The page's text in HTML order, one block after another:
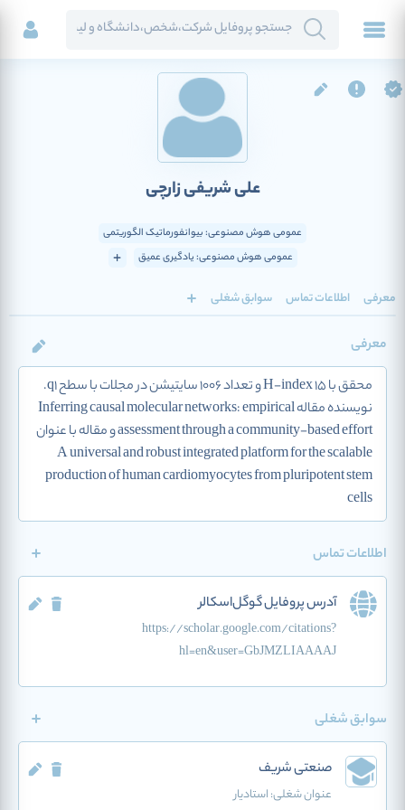
علی شریفی زارچی
عمومی هوش مصنوعی: بیوانفورماتیک الگوریتمی
عمومی هوش مصنوعی: یادگیری عمیق
معرفی اطلاعات تماس سوابق شغلی
معرفی
محقق با H-index 15 و تعداد 1006 سایتیشن در مجلات با سطح q1.
نویسنده مقاله Inferring causal molecular networks: empirical
assessment through a community-based effort و مقاله با عنوان
A universal and robust integrated platform for the scalable
production of human cardiomyocytes from pluripotent stem
cells
اطلاعات تماس
آدرس پروفایل گوگل‌اسکالر
https://scholar.google.com/citations?
hl=en&user=GbJMZLIAAAAJ
سوابق شغلی
صنعتی شریف
عنوان شغلی:استادیار